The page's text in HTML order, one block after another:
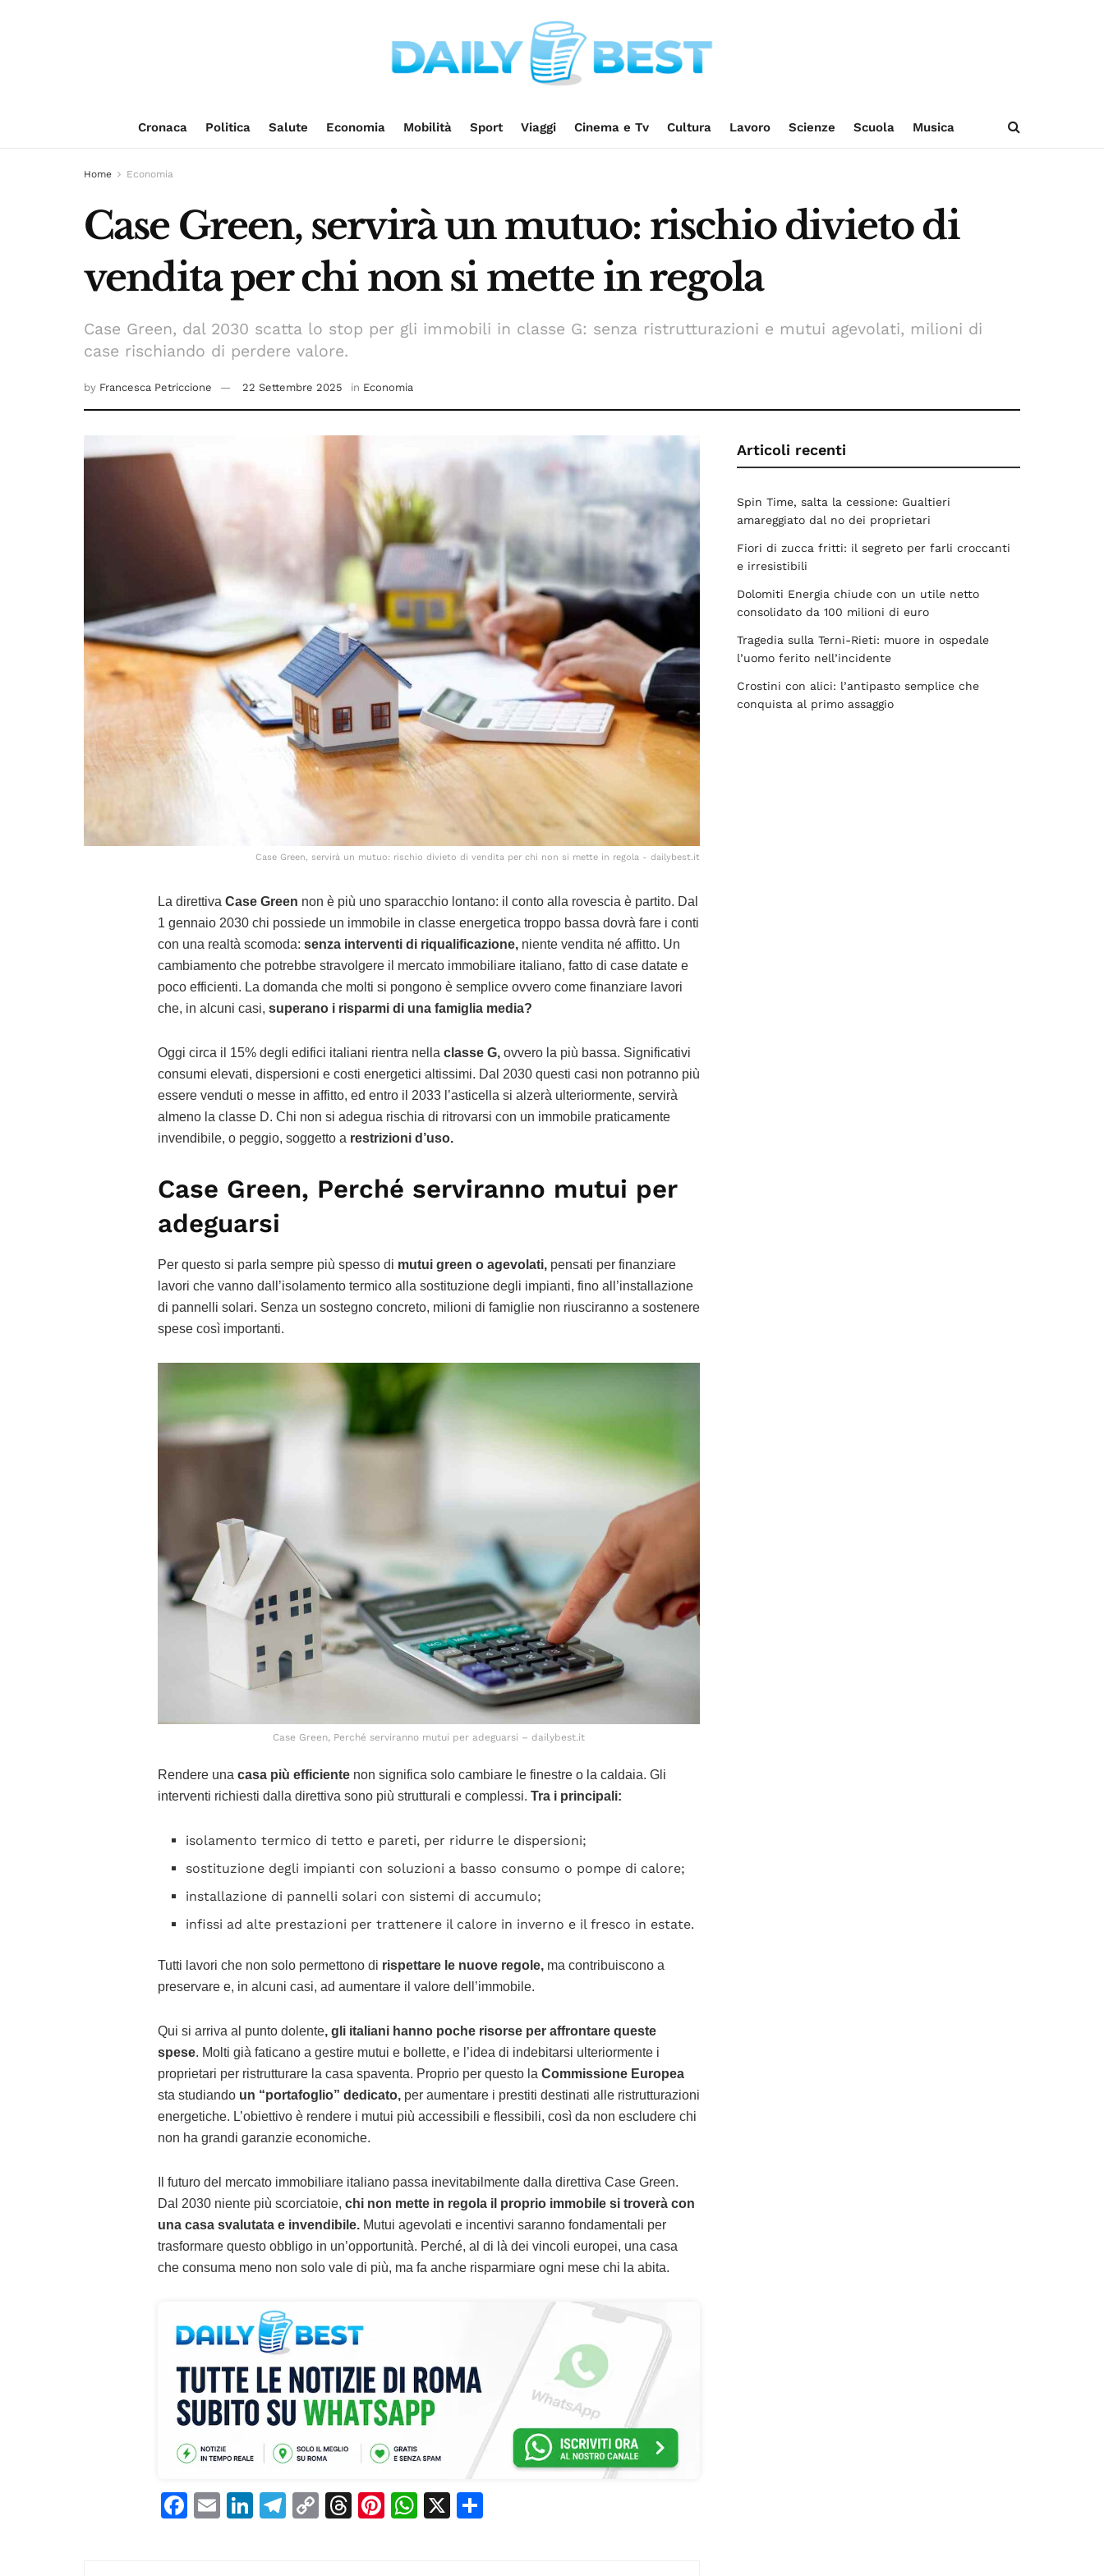
Cronaca Politica Salute Economia Mobilità Sport Viaggi Cinema e Tv Cultura Lavoro Scienze Scuola Musica
Home Economia
Case Green, servirà un mutuo: rischio divieto di
vendita per chi non si mette in regola
Case Green, dal 2030 scatta lo stop per gli immobili in classe G: senza ristrutturazioni e mutui agevolati, milioni di
case rischiando di perdere valore.
by Francesca Petriccione 22 Settembre 2025 in Economia
Case Green, servirà un mutuo: rischio divieto di vendita per chi non si mette in regola - dailybest.it
La direttiva Case Green non è più uno sparacchio lontano: il conto alla rovescia è partito. Dal
1 gennaio 2030 chi possiede un immobile in classe energetica troppo bassa dovrà fare i conti
con una realtà scomoda: senza interventi di riqualificazione, niente vendita né affitto. Un
cambiamento che potrebbe stravolgere il mercato immobiliare italiano, fatto di case datate e
poco efficienti. La domanda che molti si pongono è semplice ovvero come finanziare lavori
che, in alcuni casi, superano i risparmi di una famiglia media?
Oggi circa il 15% degli edifici italiani rientra nella classe G, ovvero la più bassa. Significativi
consumi elevati, dispersioni e costi energetici altissimi. Dal 2030 questi casi non potranno più
essere venduti o messe in affitto, ed entro il 2033 l’asticella si alzerà ulteriormente, servirà
almeno la classe D. Chi non si adegua rischia di ritrovarsi con un immobile praticamente
invendibile, o peggio, soggetto a restrizioni d’uso.
Case Green, Perché serviranno mutui per
adeguarsi
Per questo si parla sempre più spesso di mutui green o agevolati, pensati per finanziare
lavori che vanno dall’isolamento termico alla sostituzione degli impianti, fino all’installazione
di pannelli solari. Senza un sostegno concreto, milioni di famiglie non riusciranno a sostenere
spese così importanti.
Case Green, Perché serviranno mutui per adeguarsi – dailybest.it
Rendere una casa più efficiente non significa solo cambiare le finestre o la caldaia. Gli
interventi richiesti dalla direttiva sono più strutturali e complessi. Tra i principali:
isolamento termico di tetto e pareti, per ridurre le dispersioni;
sostituzione degli impianti con soluzioni a basso consumo o pompe di calore;
installazione di pannelli solari con sistemi di accumulo;
infissi ad alte prestazioni per trattenere il calore in inverno e il fresco in estate.
Tutti lavori che non solo permettono di rispettare le nuove regole, ma contribuiscono a
preservare e, in alcuni casi, ad aumentare il valore dell’immobile.
Qui si arriva al punto dolente, gli italiani hanno poche risorse per affrontare queste
spese. Molti già faticano a gestire mutui e bollette, e l’idea di indebitarsi ulteriormente i
proprietari per ristrutturare la casa spaventa. Proprio per questo la Commissione Europea
sta studiando un “portafoglio” dedicato, per aumentare i prestiti destinati alle ristrutturazioni
energetiche. L’obiettivo è rendere i mutui più accessibili e flessibili, così da non escludere chi
non ha grandi garanzie economiche.
Il futuro del mercato immobiliare italiano passa inevitabilmente dalla direttiva Case Green.
Dal 2030 niente più scorciatoie, chi non mette in regola il proprio immobile si troverà con
una casa svalutata e invendibile. Mutui agevolati e incentivi saranno fondamentali per
trasformare questo obbligo in un’opportunità. Perché, al di là dei vincoli europei, una casa
che consuma meno non solo vale di più, ma fa anche risparmiare ogni mese chi la abita.
F
E
Li T
C
T
Pi W X
Articoli recenti
Spin Time, salta la cessione: Gualtieri
amareggiato dal no dei proprietari
Fiori di zucca fritti: il segreto per farli croccanti
e irresistibili
Dolomiti Energia chiude con un utile netto
consolidato da 100 milioni di euro
Tragedia sulla Terni-Rieti: muore in ospedale
l’uomo ferito nell’incidente
Crostini con alici: l’antipasto semplice che
conquista al primo assaggio